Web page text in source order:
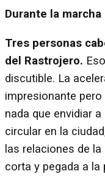
Durante la marcha
Tres personas
del Rastrojero.
discutible. La
impresionante
nada que envidiar
circular en la
las relaciones de
corta y pegada a la